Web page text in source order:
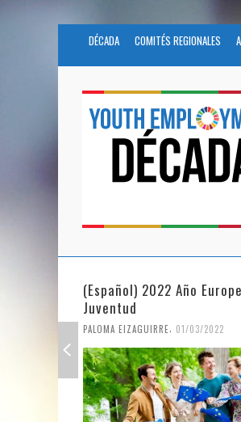
DÉCADA COMITÉS REGIONALES
(Español) 2022 Año
Juventud
PALOMA EIZAGUIRRE 01/03/2022